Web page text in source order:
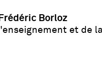
Borloz
et de